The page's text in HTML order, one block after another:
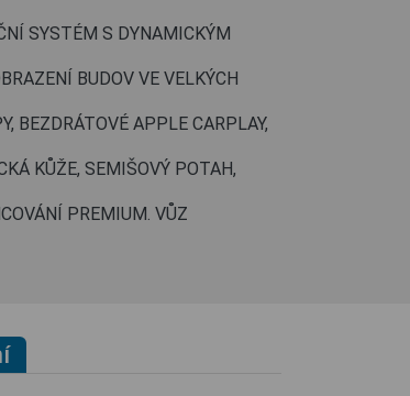
SYSTÉM S DYNAMICKÝM
BUDOV VE VELKÝCH
BEZDRÁTOVÉ APPLE CARPLAY,
KŮŽE, SEMIŠOVÝ POTAH,
PREMIUM. VŮZ